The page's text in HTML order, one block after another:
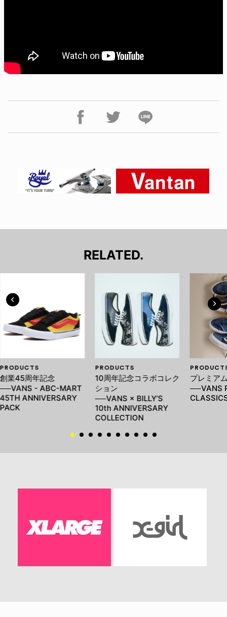
RELATED.
PRODUCTS
創業45周年記念
──VANS - ABC-MART
45TH ANNIVERSARY
PACK
PRODUCTS
10周年記念コラボコレク
ション
──VANS × BILLY’S
10th ANNIVERSARY
COLLECTION
プレミア
──VANS